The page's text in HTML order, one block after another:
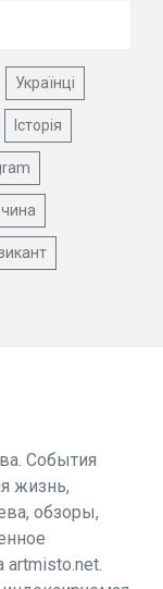
Українці
Історія
События
жизнь,
обзоры,
artmisto.net.